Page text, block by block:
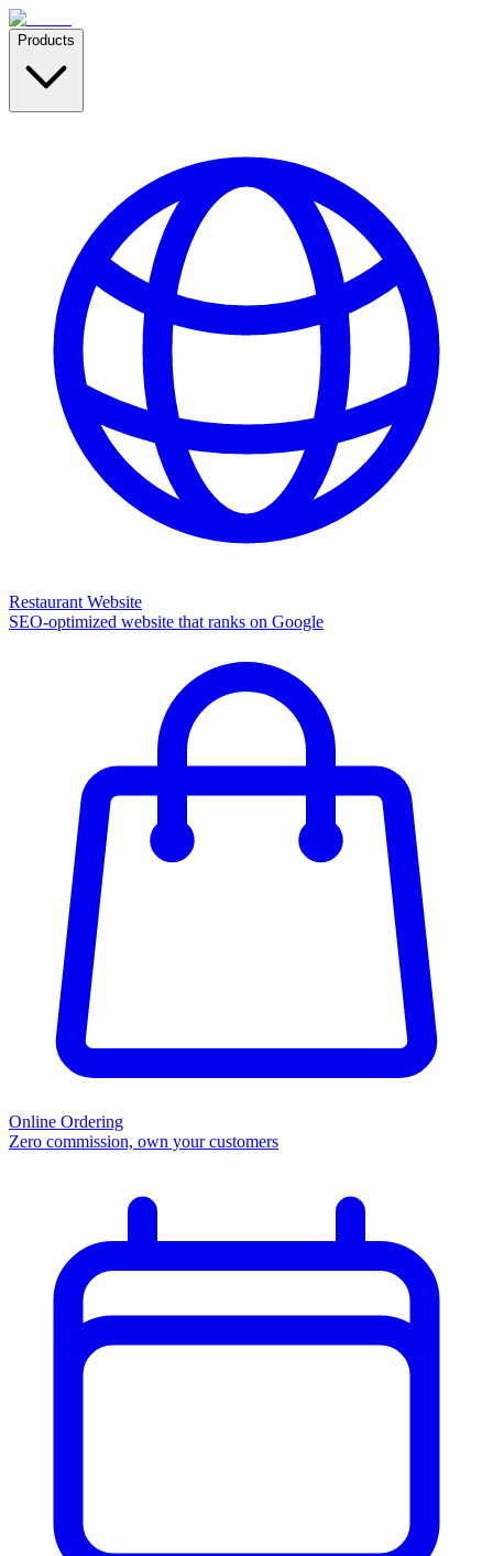
Products
Restaurant Website
SEO-optimized website that ranks on Google
Online Ordering
Zero commission, own your customers